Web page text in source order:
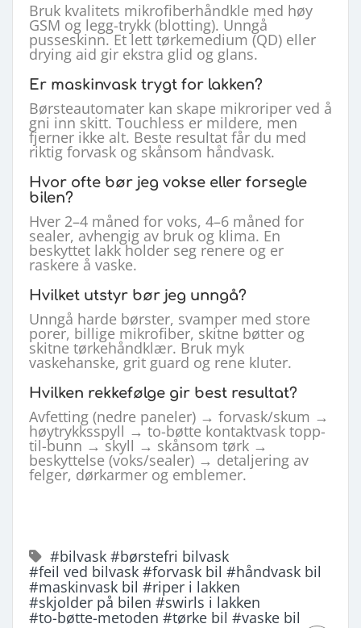
Bruk kvalitets mikrofiberhåndkle med høy
GSM og legg-trykk (blotting). Unngå
pusseskinn. Et lett tørkemedium (QD) eller
drying aid gir ekstra glid og glans.
Er maskinvask trygt for lakken?
Børsteautomater kan skape mikroriper ved å
gni inn skitt. Touchless er mildere, men
fjerner ikke alt. Beste resultat får du med
riktig forvask og skånsom håndvask.
Hvor ofte bør jeg vokse eller forsegle
bilen?
Hver 2–4 måned for voks, 4–6 måned for
sealer, avhengig av bruk og klima. En
beskyttet lakk holder seg renere og er
raskere å vaske.
Hvilket utstyr bør jeg unngå?
Unngå harde børster, svamper med store
porer, billige mikrofiber, skitne bøtter og
skitne tørkehåndklær. Bruk myk
vaskehanske, grit guard og rene kluter.
Hvilken rekkefølge gir best resultat?
Avfetting (nedre paneler) → forvask/skum →
høytrykksspyll → to-bøtte kontaktvask topp-
til-bunn → skyll → skånsom tørk →
beskyttelse (voks/sealer) → detaljering av
felger, dørkarmer og emblemer.
#bilvask #børstefri bilvask
#feil ved bilvask #forvask bil #håndvask bil
#maskinvask bil #riper i lakken
#skjolder på bilen #swirls i lakken
#to-bøtte-metoden #tørke bil #vaske bil